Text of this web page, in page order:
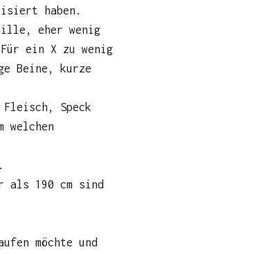
haben.
eher wenig
ein X zu wenig
Beine, kurze
Fleisch, Speck
welchen
als 190 cm sind
möchte und